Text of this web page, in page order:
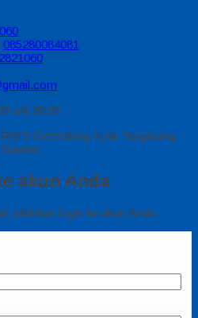
085280084081
s/d 20.00
5 Gerendeng Kota Tangerang
Banten
akun Anda
silahkan login ke akun Anda.